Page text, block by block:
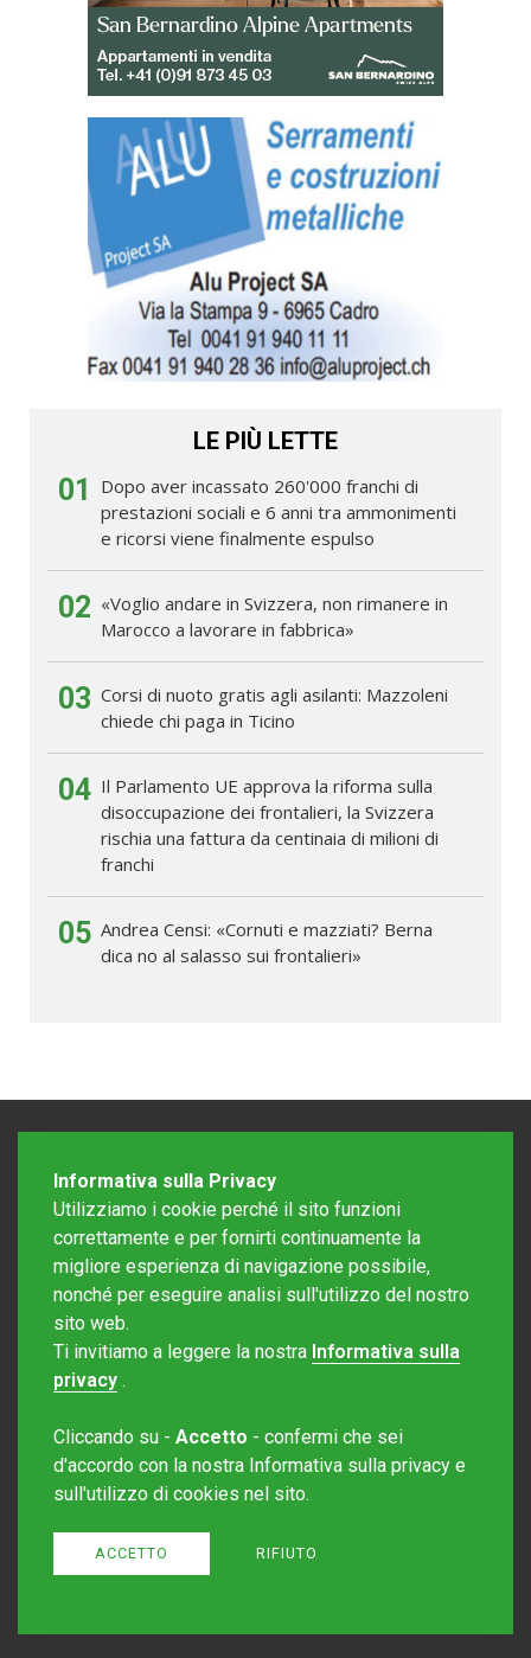
LE PIÙ LETTE
01
Dopo aver incassato 260'000 franchi di
prestazioni sociali e 6 anni tra ammonimenti
e ricorsi viene finalmente espulso
02 «Voglio andare in Svizzera, non rimanere in
Marocco a lavorare in fabbrica»
03 Corsi di nuoto gratis agli asilanti: Mazzoleni
chiede chi paga in Ticino
04 Il Parlamento UE approva la riforma sulla
disoccupazione dei frontalieri, la Svizzera
rischia una fattura da centinaia di milioni di
franchi
05 Andrea Censi: «Cornuti e mazziati? Berna
dica no al salasso sui frontalieri»
Editore Rotostampa SA
Sito creato daRedesign
Informativa sulla Privacy
Utilizziamo i cookie perché il sito funzioni
correttamente e per fornirti continuamente la
migliore esperienza di navigazione possibile,
nonché per eseguire analisi sull'utilizzo del nostro
sito web.
Ti invitiamo a leggere la nostra Informativa sulla
privacy .
Cliccando su - Accetto - confermi che sei
d'accordo con la nostra Informativa sulla privacy e
sull'utilizzo di cookies nel sito.
ACCETTO RIFIUTO